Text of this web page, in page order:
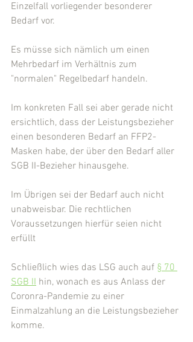
Einzelfall vorliegender besonderer
Bedarf vor.
Es müsse sich nämlich um einen
Mehrbedarf im Verhältnis zum
"normalen" Regelbedarf handeln.
Im konkreten Fall sei aber gerade nicht
ersichtlich, dass der Leistungsbezieher
einen besonderen Bedarf an FFP2-
Masken habe, der über den Bedarf aller
SGB II-Bezieher hinausgehe.
Im Übrigen sei der Bedarf auch nicht
unabweisbar. Die rechtlichen
Voraussetzungen hierfür seien nicht
erfüllt
Schließlich wies das LSG auch auf § 70
SGB II hin, wonach es aus Anlass der
Coronra-Pandemie zu einer
Einmalzahlung an die Leistungsbezieher
komme.